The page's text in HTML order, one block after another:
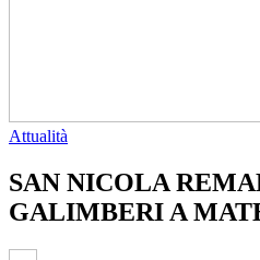
Attualità
SAN NICOLA
GALIMBERI A